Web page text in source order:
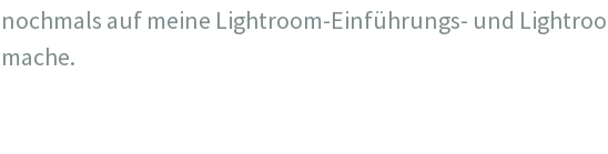
nochmals auf meine Lightroom-Einführungs- und
mache.